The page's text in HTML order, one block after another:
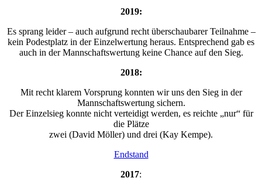
2019:
Es sprang leider – auch aufgrund recht überschaubarer Teilnahme –
kein Podestplatz in der Einzelwertung heraus. Entsprechend gab es
auch in der Mannschaftswertung keine Chance auf den Sieg.
2018:
Mit recht klarem Vorsprung konnten wir uns den Sieg in der
Mannschaftswertung sichern.
Der Einzelsieg konnte nicht verteidigt werden, es reichte „nur“ für
die Plätze
zwei (David Möller) und drei (Kay Kempe).
Endstand
2017: